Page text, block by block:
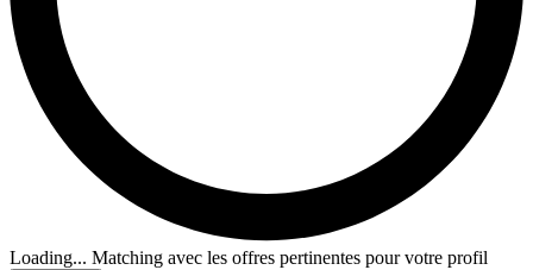
Loading... Matching avec les offres pertinentes pour votre profil